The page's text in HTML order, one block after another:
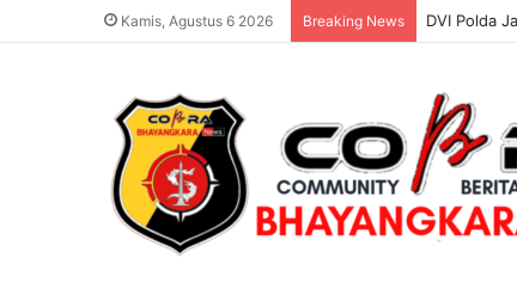
Kamis, Agustus 6 2026 Breaking News Kapolres